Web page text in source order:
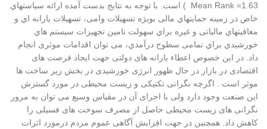
1.63= Mean Rank ) است. با توجه به نتایج بدست آمده ارائه سیاستهاي
خاص در زمینه حمایتهاي مالی بویژه تسهیلات وامی، تسهیلات یارانه اي و
معافیتهاي مالیاتی و غیره براي سهولت تامین تجهیزات سیستم هاي
خورشیدي براي تمامی سطوح درآمدي، می توان اقدامات موثری انجام
داد. در این خصوص اعطاء یارانه های دولتی جهت ایجاد فرصت های
اقتصادی در بازار در حال ظهور انرژی خورشیدی در بخش زیر ساخت ها
موثر است . اگرچه نگرانی تکنیکی و زیست محیطی در مورد گسترش
این صنعت وجود دارد ولی با اجرای آن در مقیاس وسیع می توان به مرور
نگرانی های زیست محیطی حاصل از مصرف سوخت های فسیلی را
کاهش داد. همچنین در جهت افزایش آگاهی عموم مردم درمورد اثرات